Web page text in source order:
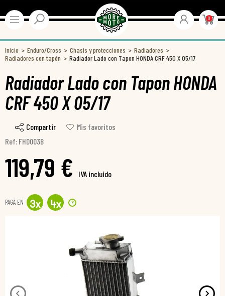
0
Inicio Enduro/Cross Chasis y protecciones
Radiadores
Radiadores con tapón
Radiador Lado con Tapon HONDA CRF 450 X 05/17
Radiador Lado con Tapon HONDA
CRF 450 X 05/17
Compartir
Mis favoritos
Ref: FHD003B
119,79 € IVA incluido
PAGA EN 3x 4x ?